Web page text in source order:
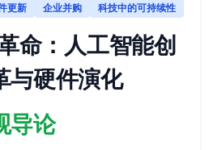
更新 企业并购 科技中的可持续性
命：人工智能创
与硬件演化
导论